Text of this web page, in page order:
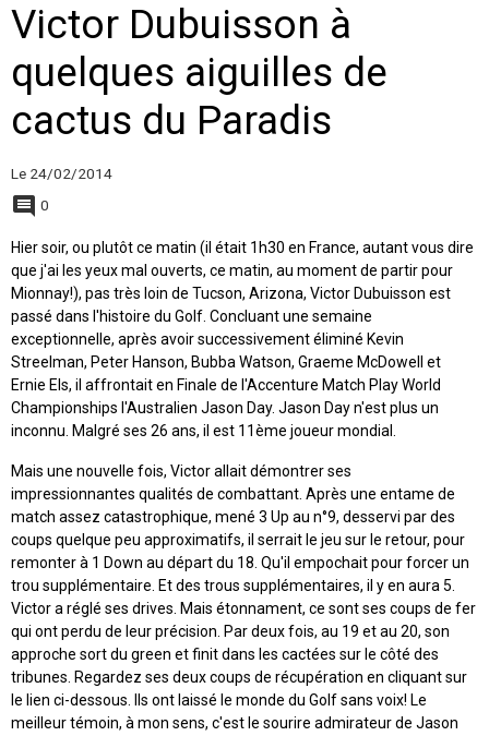
Victor Dubuisson à
quelques aiguilles de
cactus du Paradis
Le 24/02/2014
0
Hier soir, ou plutôt ce matin (il était 1h30 en France, autant vous dire
que j'ai les yeux mal ouverts, ce matin, au moment de partir pour
Mionnay!), pas très loin de Tucson, Arizona, Victor Dubuisson est
passé dans l'histoire du Golf. Concluant une semaine
exceptionnelle, après avoir successivement éliminé Kevin
Streelman, Peter Hanson, Bubba Watson, Graeme McDowell et
Ernie Els, il affrontait en Finale de l'Accenture Match Play World
Championships l'Australien Jason Day. Jason Day n'est plus un
inconnu. Malgré ses 26 ans, il est 11ème joueur mondial.
Mais une nouvelle fois, Victor allait démontrer ses
impressionnantes qualités de combattant. Après une entame de
match assez catastrophique, mené 3 Up au n°9, desservi par des
coups quelque peu approximatifs, il serrait le jeu sur le retour, pour
remonter à 1 Down au départ du 18. Qu'il empochait pour forcer un
trou supplémentaire. Et des trous supplémentaires, il y en aura 5.
Victor a réglé ses drives. Mais étonnament, ce sont ses coups de fer
qui ont perdu de leur précision. Par deux fois, au 19 et au 20, son
approche sort du green et finit dans les cactées sur le côté des
tribunes. Regardez ses deux coups de récupération en cliquant sur
le lien ci-dessous. Ils ont laissé le monde du Golf sans voix! Le
meilleur témoin, à mon sens, c'est le sourire admirateur de Jason